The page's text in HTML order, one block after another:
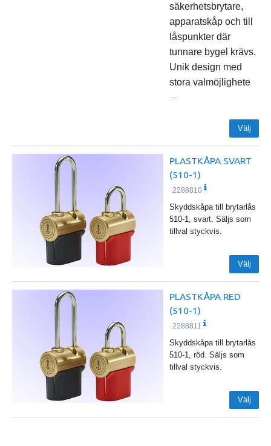
säkerhetsbrytare,
apparatskåp och till
låspunkter där
tunnare bygel krävs.
Unik design med
stora valmöjlighete
Välj
PLASTKÅPA SVART
(510-1)
2288810
Skyddskåpa till brytarlås
510-1, svart. Säljs som
tillval styckvis.
Välj
PLASTKÅPA RED
(510-1)
2288811
Skyddskåpa till brytarlås
510-1, röd. Säljs som
tillval styckvis.
Välj